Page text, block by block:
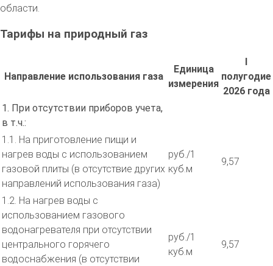
области.
Тарифы на природный газ
Направление использования газа
Единица
измерения
I
полугодие
2026 года
1. При отсутствии приборов учета,
в т.ч.:
1.1. На приготовление пищи и
нагрев воды с использованием
газовой плиты (в отсутствие других
направлений использования газа)
руб./1
куб.м
9,57
1.2. На нагрев воды с
использованием газового
водонагревателя при отсутствии
центрального горячего
водоснабжения (в отсутствии
руб./1
куб.м
9,57